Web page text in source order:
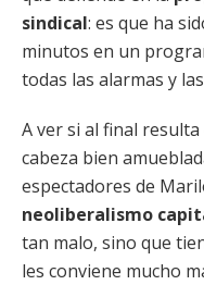
sindical: es que ha
minutos en un
todas las alarmas y
A ver si al final
cabeza bien
espectadores de
neoliberalismo
tan malo, sino que
les conviene mucho